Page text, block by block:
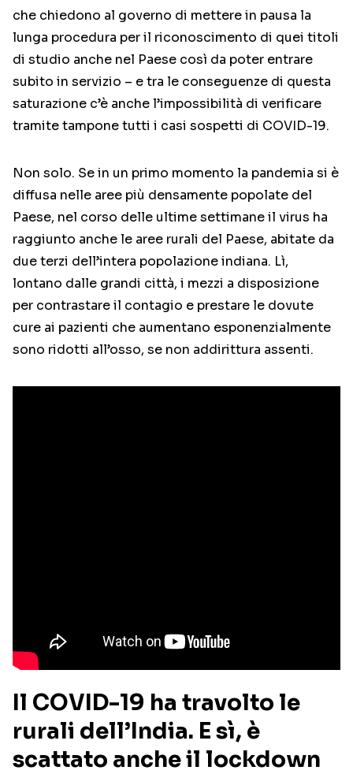
che chiedono al governo di mettere in pausa la
lunga procedura per il riconoscimento di quei titoli
di studio anche nel Paese così da poter entrare
subito in servizio – e tra le conseguenze di questa
saturazione c’è anche l’impossibilità di verificare
tramite tampone tutti i casi sospetti di COVID-19.
Non solo. Se in un primo momento la pandemia si è
diffusa nelle aree più densamente popolate del
Paese, nel corso delle ultime settimane il virus ha
raggiunto anche le aree rurali del Paese, abitate da
due terzi dell’intera popolazione indiana. Lì,
lontano dalle grandi città, i mezzi a disposizione
per contrastare il contagio e prestare le dovute
cure ai pazienti che aumentano esponenzialmente
sono ridotti all’osso, se non addirittura assenti.
Il COVID-19 ha travolto le
rurali dell’India. E sì, è
scattato anche il lockdown